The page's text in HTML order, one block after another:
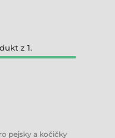
z 1.
pejsky a kočičky